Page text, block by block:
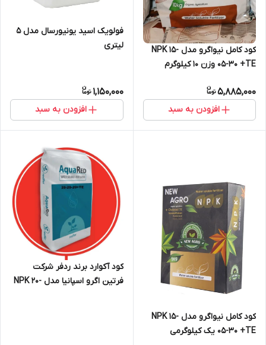
کود کامل نیواگرو مدل NPK 15-
05-30 +TE وزن 10 کیلوگرم
5,885,000
افزودن به سبد
فولویک اسید یونیورسال مدل 5
لیتری
1,150,000
افزودن به سبد
کود کامل نیواگرو مدل NPK 15-
05-30 +TE یک کیلوگرمی
کود آکوارد برند ردفر شرکت
فرتین اگرو اسپانیا مدل NPK 20-